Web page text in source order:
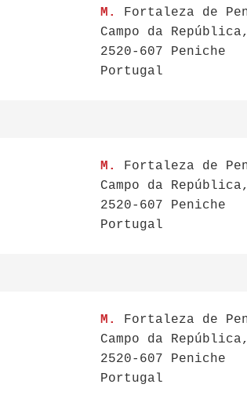
M.
Fortaleza de
Campo da
2520-607 Peniche
Portugal
M.
Fortaleza de
Campo da
2520-607 Peniche
Portugal
M.
Fortaleza de
Campo da
2520-607 Peniche
Portugal